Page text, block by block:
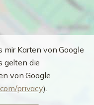
Karten von Google
gelten die
von Google
privacy).